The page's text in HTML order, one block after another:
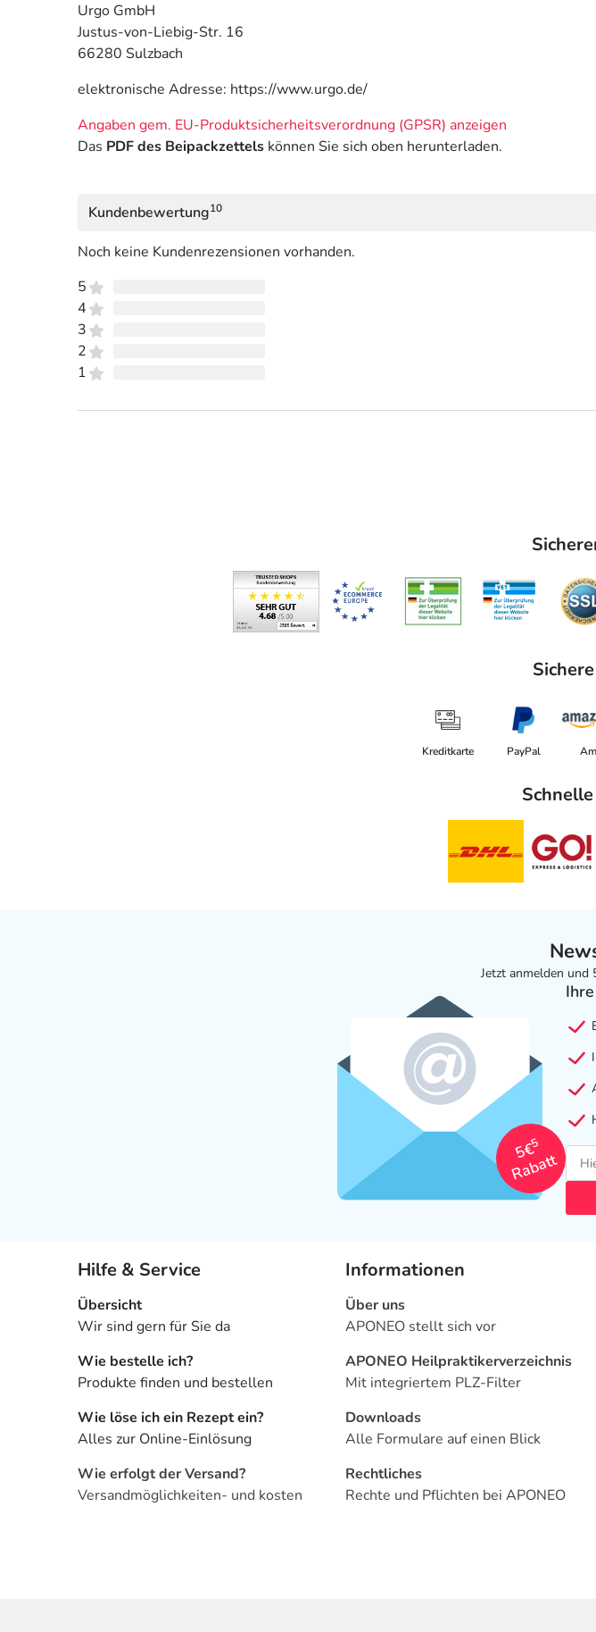
Urgo GmbH
Justus-von-Liebig-Str. 16
66280 Sulzbach
elektronische Adresse: https://www.urgo.de/
Angaben gem. EU-Produktsicherheitsverordnung (GPSR) anzeigen
Das PDF des Beipackzettels können Sie sich oben herunterladen.
Kundenbewertung10
Noch keine Kundenrezensionen vorhanden.
5
4
3
2
1
Kreditkarte PayPal
Jetzt anmelden und
5€
5
Rabatt
Hilfe & Service
Übersicht
Wir sind gern für Sie da
Wie bestelle ich?
Produkte finden und bestellen
Wie löse ich ein Rezept ein?
Alles zur Online-Einlösung
Wie erfolgt der Versand?
Versandmöglichkeiten- und kosten
Informationen
Über uns
APONEO stellt sich vor
APONEO Heilpraktikerverzeichnis
Mit integriertem PLZ-Filter
Downloads
Alle Formulare auf einen Blick
Rechtliches
Rechte und Pflichten bei APONEO